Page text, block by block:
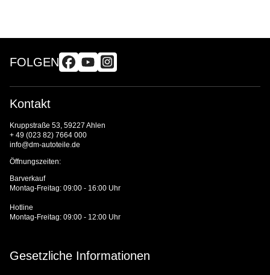
FOLGEN
Kontakt
Kruppstraße 53, 59227 Ahlen
+ 49 (023 82) 7664 000
info@dm-autoteile.de
Öffnungszeiten:
Barverkauf
Montag-Freitag: 09:00 - 16:00 Uhr
Hotline
Montag-Freitag: 09:00 - 12:00 Uhr
Gesetzliche Informationen